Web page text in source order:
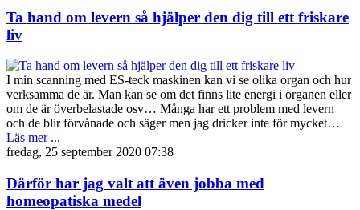
Ta hand om levern så hjälper den dig till ett friskare
liv
I min scanning med ES-teck maskinen kan vi se olika organ och hur
verksamma de är. Man kan se om det finns lite energi i organen eller
om de är överbelastade osv… Många har ett problem med levern
och de blir förvånade och säger men jag dricker inte för mycket…
Läs mer ...
fredag, 25 september 2020 07:38
Därför har jag valt att även jobba med
homeopatiska medel